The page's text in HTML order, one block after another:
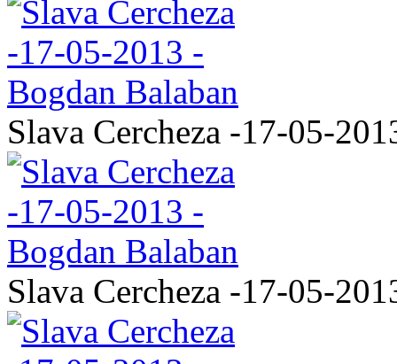
Slava Cercheza -17-05-
Slava Cercheza -17-05-